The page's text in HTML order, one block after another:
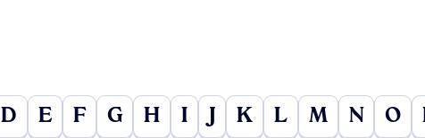
D E F G H I K L M N O